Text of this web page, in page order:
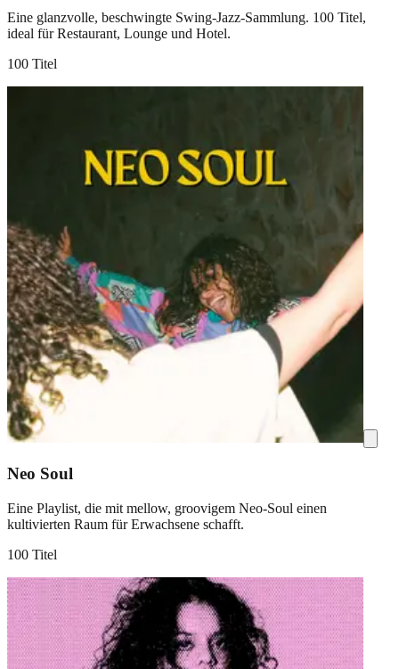
Eine glanzvolle, beschwingte Swing-Jazz-Sammlung. 100 Titel,
ideal für Restaurant, Lounge und Hotel.
100 Titel
Neo Soul
Eine Playlist, die mit mellow, groovigem Neo-Soul einen
kultivierten Raum für Erwachsene schafft.
100 Titel